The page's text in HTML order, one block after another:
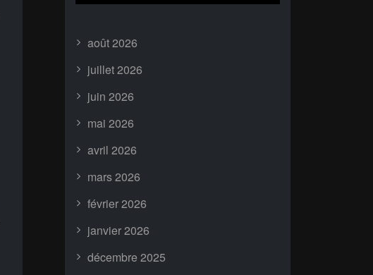
août 2026
juillet 2026
juin 2026
mai 2026
avril 2026
mars 2026
février 2026
janvier 2026
décembre 2025